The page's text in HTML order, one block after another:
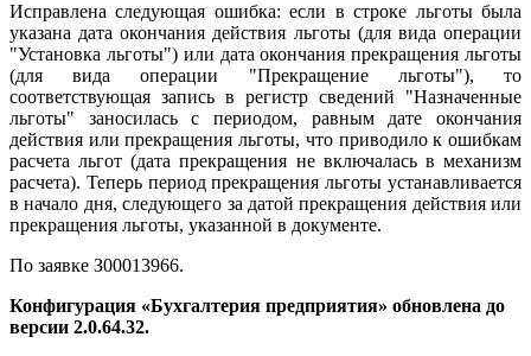
Исправлена следующая ошибка: если в строке льготы была
указана дата окончания действия льготы (для вида операции
"Установка льготы") или дата окончания прекращения льготы
(для вида операции "Прекращение льготы"), то
соответствующая запись в регистр сведений "Назначенные
льготы" заносилась с периодом, равным дате окончания
действия или прекращения льготы, что приводило к ошибкам
расчета льгот (дата прекращения не включалась в механизм
расчета). Теперь период прекращения льготы устанавливается
в начало дня, следующего за датой прекращения действия или
прекращения льготы, указанной в документе.
По заявке З00013966.
Конфигурация «Бухгалтерия предприятия» обновлена до
версии 2.0.64.32.